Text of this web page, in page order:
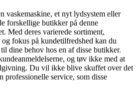
vaskemaskine, et nyt lydsystem eller
forskellige butikker på denne
Med deres varierede sortiment,
fokus på kundetilfredshed kan du
dine behov hos en af ​​disse butikker.
og tøv ikke med at
Du vil ikke blive skuffet over det
professionelle service, som disse